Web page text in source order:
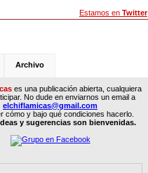
Estamos en Twitter
Archivo
es una publicación abierta, cualquiera
No dude en enviarnos un email a
elchiflamicas@gmail.com
cómo y bajo qué condiciones hacerlo.
y sugerencias son bienvenidas.